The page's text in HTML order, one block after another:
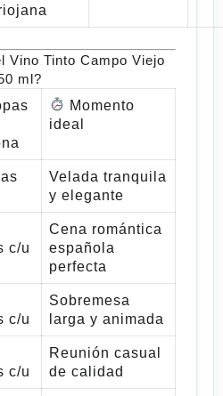
Vino Tinto Campo Viejo
ml?
Momento
ideal
Velada tranquila
y elegante
c/u
Cena romántica
española
perfecta
c/u
Sobremesa
larga y animada
c/u
Reunión casual
de calidad